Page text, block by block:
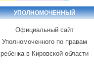
УПОЛНОМОЧЕННЫЙ
Официальный сайт
Уполномоченного по правам
ребенка в Кировской области